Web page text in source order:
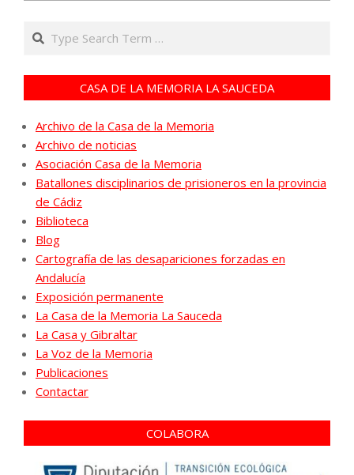
Search
CASA DE LA MEMORIA LA SAUCEDA
Archivo de la Casa de la Memoria
Archivo de noticias
Asociación Casa de la Memoria
Batallones disciplinarios de prisioneros en la provincia
de Cádiz
Biblioteca
Blog
Cartografía de las desapariciones forzadas en
Andalucía
Exposición permanente
La Casa de la Memoria La Sauceda
La Casa y Gibraltar
La Voz de la Memoria
Publicaciones
Contactar
COLABORA